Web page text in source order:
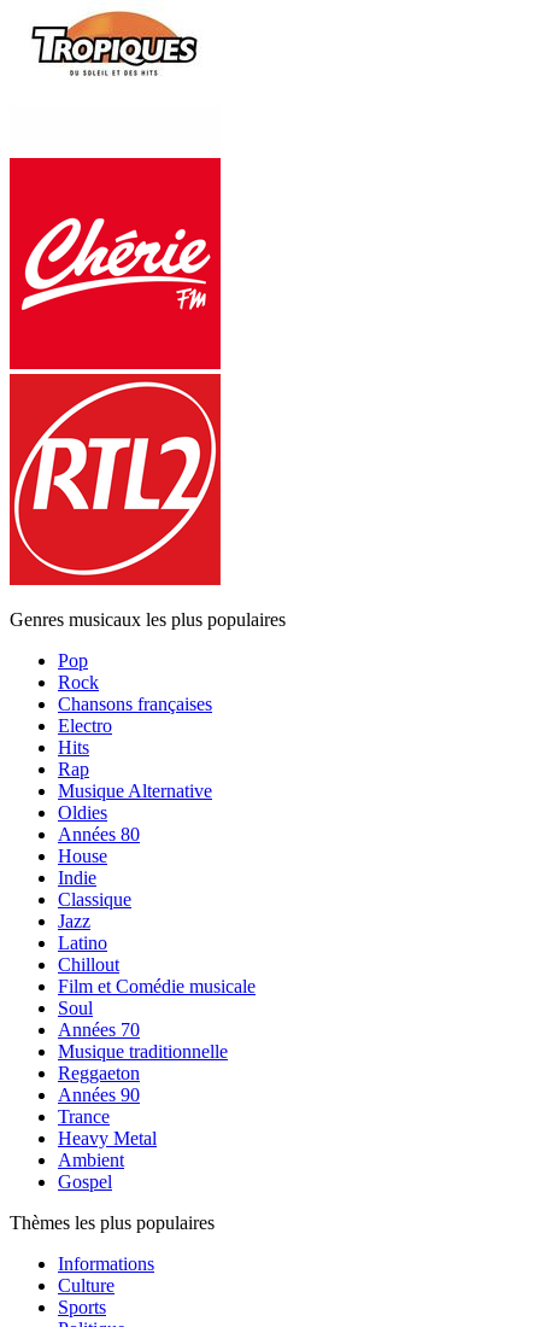
Genres musicaux les plus populaires
Pop
Rock
Chansons françaises
Electro
Hits
Rap
Musique Alternative
Oldies
Années 80
House
Indie
Classique
Jazz
Latino
Chillout
Film et Comédie musicale
Soul
Années 70
Musique traditionnelle
Reggaeton
Années 90
Trance
Heavy Metal
Ambient
Gospel
Thèmes les plus populaires
Informations
Culture
Sports